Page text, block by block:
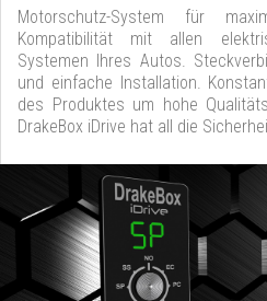
Motorschutz-System für
Kompatibilität mit allen
Systemen Ihres Autos.
und einfache Installation.
des Produktes um hohe
DrakeBox iDrive hat all die